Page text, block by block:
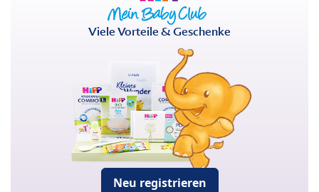
Viele Vorteile & Geschenke
Neu registrieren